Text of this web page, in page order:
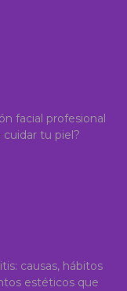
facial profesional
cuidar tu piel?
causas, hábitos
estéticos que